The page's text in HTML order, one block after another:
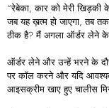
“रेबेका, कार को मेरी
जब यह ख़त्म हो जाएगा, तब
ठीक है? मैं अगला ऑर्डर लेने के
ऑर्डर लेने और उन्हें भरने के
पर कॉल करने और यदि
आइसक्रीम खाए हुए चालीस